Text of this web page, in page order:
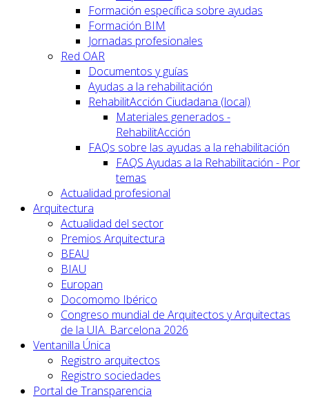
Formación específica sobre ayudas
Formación BIM
Jornadas profesionales
Red OAR
Documentos y guías
Ayudas a la rehabilitación
RehabilitAcción Ciudadana (local)
Materiales generados -
RehabilitAcción
FAQs sobre las ayudas a la rehabilitación
FAQS Ayudas a la Rehabilitación - Por
temas
Actualidad profesional
Arquitectura
Actualidad del sector
Premios Arquitectura
BEAU
BIAU
Europan
Docomomo Ibérico
Congreso mundial de Arquitectos y Arquitectas
de la UIA. Barcelona 2026
Ventanilla Única
Registro arquitectos
Registro sociedades
Portal de Transparencia